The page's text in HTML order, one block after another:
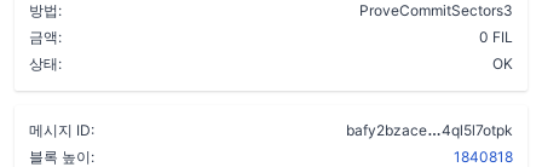
방법:
ProveCommitSectors3
금액:
0 FIL
상태:
OK
메시지 ID: bafy2bzace
4ql5l7otpk
블록 높이:
1840818